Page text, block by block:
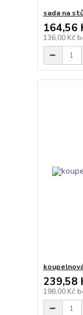
sada na
164,56
136,00 Kč
239,58
198,00 Kč